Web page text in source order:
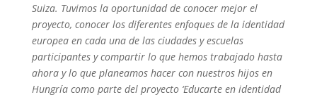
Suiza. Tuvimos la oportunidad de conocer mejor el
proyecto, conocer los diferentes enfoques de la identidad
europea en cada una de las ciudades y escuelas
participantes y compartir lo que hemos trabajado hasta
ahora y lo que planeamos hacer con nuestros hijos en
Hungría como parte del proyecto ‘Educarte en identidad